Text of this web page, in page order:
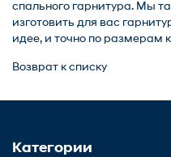
спального гарнитура. Мы
изготовить для вас
идее, и точно по размерам
Возврат к списку
Категории